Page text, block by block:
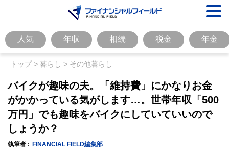
人気 年収 相続 税金 年金
トップ> 暮らし > その他暮らし
バイクが趣味の夫。「維持費」にかなりお金
がかかっている気がします…。世帯年収「500
万円」でも趣味をバイクにしていていいので
しょうか？
執筆者 : FINANCIAL FIELD編集部